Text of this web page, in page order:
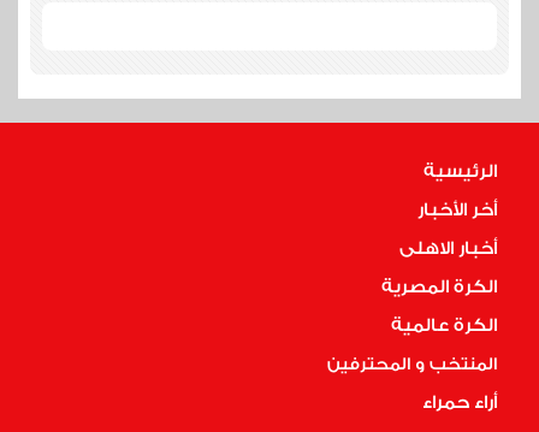
الرئيسية
أخر الأخبار
أخبار الاهلى
الكرة المصرية
الكرة عالمية
المنتخب و المحترفين
أراء حمراء